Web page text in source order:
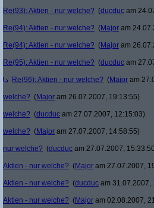
Re(93): Aktien - nur welche? (ducduc am
Re(94): Aktien - nur welche? (Major am
Re(94): Aktien - nur welche? (Major am
Re(95): Aktien - nur welche? (ducduc am
Re(96): Aktien - nur welche? (Major am
welche? (Major am 26.07.2007, 19:13:55)
welche? (ducduc am 27.07.2007, 12:15:03)
welche? (Major am 27.07.2007, 14:58:55)
nur welche? (ducduc am 27.07.2007,
Aktien - nur welche? (Major am 27.07.2007,
Aktien - nur welche? (ducduc am 31.07.2007,
Aktien - nur welche? (Major am 02.08.2007,